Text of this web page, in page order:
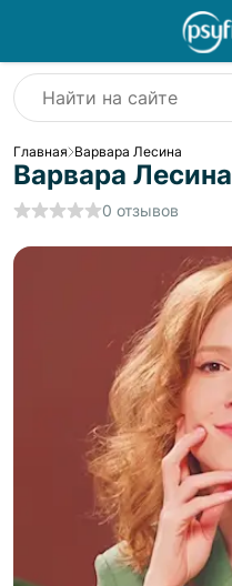
Главная Варвара Лесина
Варвара Лесина
0 отзывов